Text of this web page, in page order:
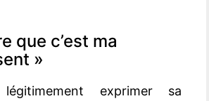
que c’est ma
»
exprimer sa